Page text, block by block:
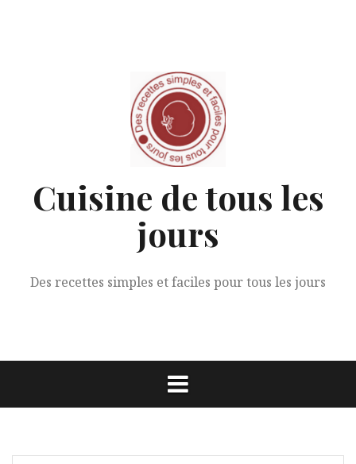
Cuisine de tous les
jours
Des recettes simples et faciles pour tous les jours